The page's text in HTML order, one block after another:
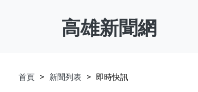
高雄新聞網
首頁 新聞列表 即時快訊